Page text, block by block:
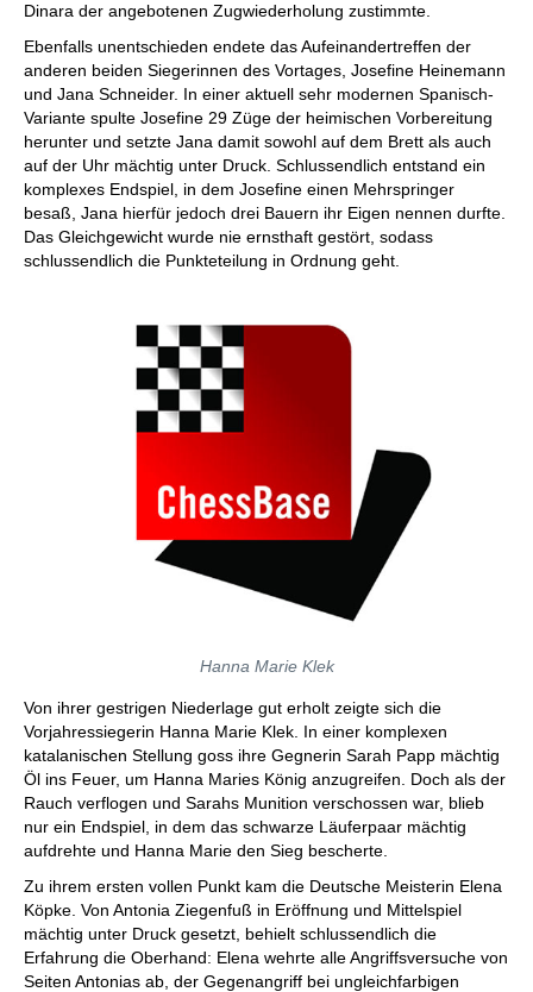
Dinara der angebotenen Zugwiederholung zustimmte.
Ebenfalls unentschieden endete das Aufeinandertreffen der
anderen beiden Siegerinnen des Vortages, Josefine Heinemann
und Jana Schneider. In einer aktuell sehr modernen Spanisch-
Variante spulte Josefine 29 Züge der heimischen Vorbereitung
herunter und setzte Jana damit sowohl auf dem Brett als auch
auf der Uhr mächtig unter Druck. Schlussendlich entstand ein
komplexes Endspiel, in dem Josefine einen Mehrspringer
besaß, Jana hierfür jedoch drei Bauern ihr Eigen nennen durfte.
Das Gleichgewicht wurde nie ernsthaft gestört, sodass
schlussendlich die Punkteteilung in Ordnung geht.
Hanna Marie Klek
Von ihrer gestrigen Niederlage gut erholt zeigte sich die
Vorjahressiegerin Hanna Marie Klek. In einer komplexen
katalanischen Stellung goss ihre Gegnerin Sarah Papp mächtig
Öl ins Feuer, um Hanna Maries König anzugreifen. Doch als der
Rauch verflogen und Sarahs Munition verschossen war, blieb
nur ein Endspiel, in dem das schwarze Läuferpaar mächtig
aufdrehte und Hanna Marie den Sieg bescherte.
Zu ihrem ersten vollen Punkt kam die Deutsche Meisterin Elena
Köpke. Von Antonia Ziegenfuß in Eröffnung und Mittelspiel
mächtig unter Druck gesetzt, behielt schlussendlich die
Erfahrung die Oberhand: Elena wehrte alle Angriffsversuche von
Seiten Antonias ab, der Gegenangriff bei ungleichfarbigen